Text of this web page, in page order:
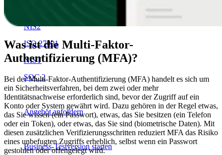
NIS2
ISO 27001
NIST
SOC 2
Angebot anfordern
Business-Testversion starten
Was ist die Multi-Faktor-
Authentifizierung (MFA)?
Bei der Multi-Faktor-Authentifizierung (MFA) handelt es sich um
ein Sicherheitsverfahren, bei dem zwei oder mehr
Identitätsnachweise erforderlich sind, bevor der Zugriff auf ein
Konto oder System gewährt wird. Dazu gehören in der Regel etwas,
das Sie wissen (ein Passwort), etwas, das Sie besitzen (ein Telefon
oder ein Token), oder etwas, das Sie sind (biometrische Daten). Mit
diesen zusätzlichen Verifizierungsschritten reduziert MFA das Risiko
eines unbefugten Zugriffs erheblich, selbst wenn ein Passwort
gestohlen oder offengelegt wird.